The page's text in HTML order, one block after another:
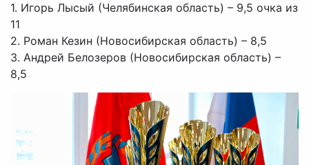
1. Игорь Лысый (Челябинская область) – 9,5 очка из
11
2. Роман Кезин (Новосибирская область) – 8,5
3. Андрей Белозеров (Новосибирская область) –
8,5